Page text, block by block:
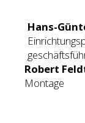
Hans-
Robert
Montage